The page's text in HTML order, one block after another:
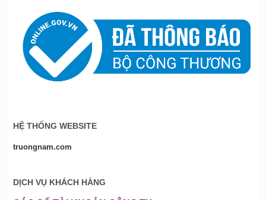
HỆ THỐNG WEBSITE
truongnam.com
DỊCH VỤ KHÁCH HÀNG